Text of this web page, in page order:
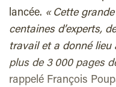
lancée. « Cette
centaines d’experts,
travail et a donné lieu
plus de 3 000 pages
rappelé François